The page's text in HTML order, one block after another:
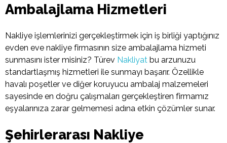
Ambalajlama Hizmetleri
Nakliye işlemlerinizi gerçekleştirmek için iş birliği yaptığınız
evden eve nakliye firmasının size ambalajlama hizmeti
sunmasını ister misiniz? Türev Nakliyat bu arzunuzu
standartlaşmış hizmetleri ile sunmayı başarır. Özellikle
havalı poşetler ve diğer koruyucu ambalaj malzemeleri
sayesinde en doğru çalışmaları gerçekleştiren firmamız
eşyalarınıza zarar gelmemesi adına etkin çözümler sunar.
Şehirlerarası Nakliye